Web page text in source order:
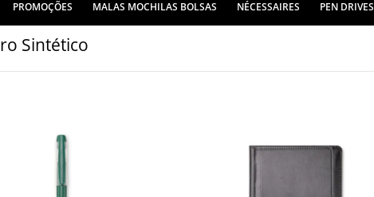
PROMOÇÕES MALAS MOCHILAS BOLSAS NÉCESSAIRES PEN DRIVES
Sintético